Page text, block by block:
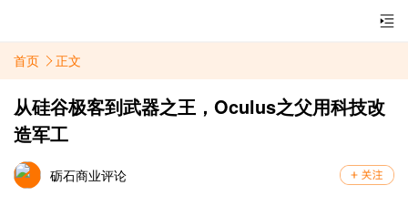
首页 正文
从硅谷极客到武器之王，Oculus之父用科技改
造军工
砺石商业评论